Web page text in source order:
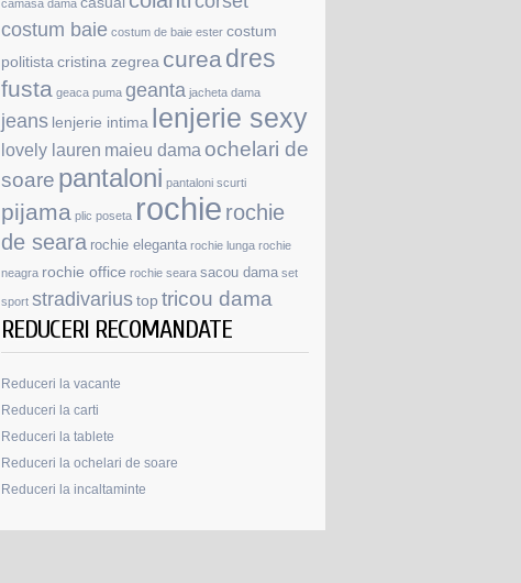
camasa dama
costum baie costum de baie ester costum
politista cristina zegrea curea dres
fusta geaca puma geanta jacheta dama
jeans lenjerie intima lenjerie sexy
lovely lauren maieu dama ochelari de
soare pantaloni pantaloni scurti
pijama plic poseta rochie rochie
de seara rochie eleganta rochie lunga rochie
neagra rochie office rochie seara sacou dama set
sport stradivariustop tricou dama
REDUCERI RECOMANDATE
Reduceri la vacante
Reduceri la carti
Reduceri la tablete
Reduceri la ochelari de soare
Reduceri la incaltaminte